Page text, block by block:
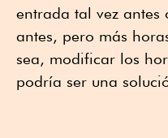
entrada tal vez antes
antes, pero más
sea, modificar los
podría ser una